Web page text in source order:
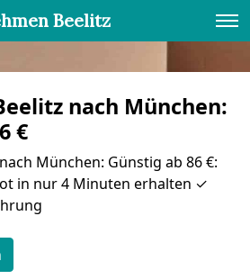
Beelitz
nach München:
€
München: Günstig ab 86 €:
in nur 4 Minuten erhalten ✓